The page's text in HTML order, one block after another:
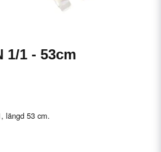
1/1 - 53cm
längd 53 cm.